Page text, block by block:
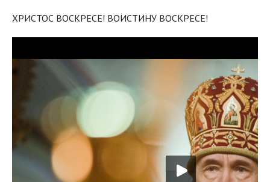
ХРИСТОС ВОСКРЕСЕ! ВОИСТИНУ ВОСКРЕСЕ!